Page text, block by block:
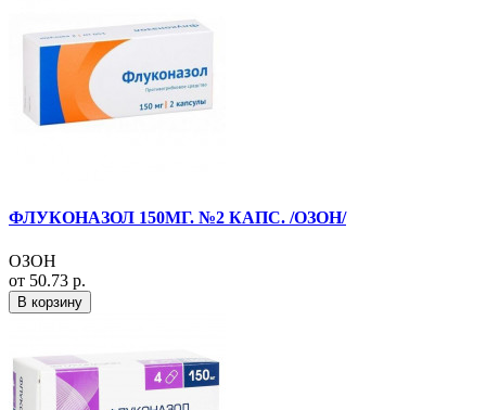
ФЛУКОНАЗОЛ 150МГ. №2 КАПС. /ОЗОН/
ОЗОН
от 50.73 р.
В корзину